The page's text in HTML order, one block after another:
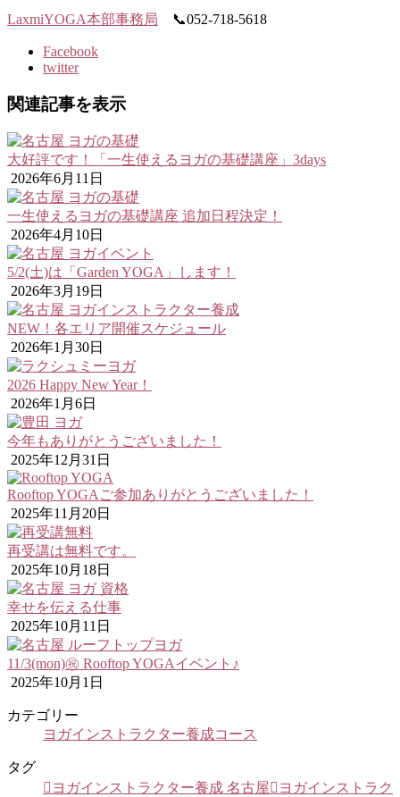
LaxmiYOGA本部事務局 📞052-718-5618
Facebook
twitter
関連記事を表示
大好評です！「一生使えるヨガの基礎講座」3days
2026年6月11日
一生使えるヨガの基礎講座 追加日程決定！
2026年4月10日
5/2(土)は「Garden YOGA」します！
2026年3月19日
NEW！各エリア開催スケジュール
2026年1月30日
2026 Happy New Year！
2026年1月6日
今年もありがとうございました！
2025年12月31日
Rooftop YOGAご参加ありがとうございました！
2025年11月20日
再受講は無料です。
2025年10月18日
幸せを伝える仕事
2025年10月11日
11/3(mon)㊗ Rooftop YOGAイベント♪
2025年10月1日
カテゴリー
ヨガインストラクター養成コース
タグ
ヨガインストラクター養成 名古屋
ヨガインストラク